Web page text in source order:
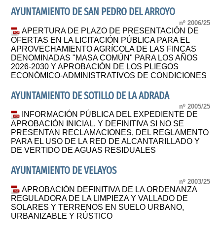
AYUNTAMIENTO DE SAN PEDRO DEL ARROYO
nº 2006/25
APERTURA DE PLAZO DE PRESENTACIÓN DE
OFERTAS EN LA LICITACIÓN PÚBLICA PARA EL
APROVECHAMIENTO AGRÍCOLA DE LAS FINCAS
DENOMINADAS "MASA COMÚN" PARA LOS AÑOS
2026-2030 Y APROBACIÓN DE LOS PLIEGOS
ECONÓMICO-ADMINISTRATIVOS DE CONDICIONES
AYUNTAMIENTO DE SOTILLO DE LA ADRADA
nº 2005/25
INFORMACIÓN PÚBLICA DEL EXPEDIENTE DE
APROBACIÓN INICIAL, Y DEFINITIVA SI NO SE
PRESENTAN RECLAMACIONES, DEL REGLAMENTO
PARA EL USO DE LA RED DE ALCANTARILLADO Y
DE VERTIDO DE AGUAS RESIDUALES
AYUNTAMIENTO DE VELAYOS
nº 2003/25
APROBACIÓN DEFINITIVA DE LA ORDENANZA
REGULADORA DE LA LIMPIEZA Y VALLADO DE
SOLARES Y TERRENOS EN SUELO URBANO,
URBANIZABLE Y RÚSTICO